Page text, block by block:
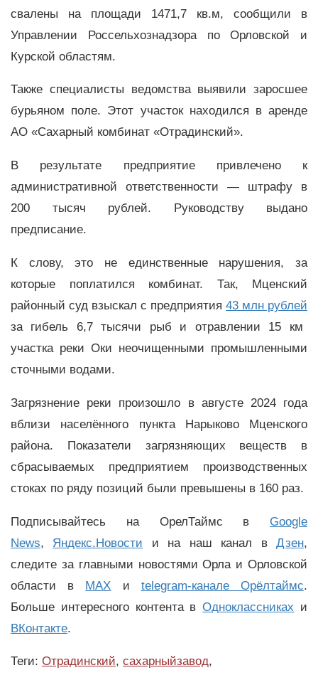
свалены на площади 1471,7 кв.м, сообщили в
Управлении Россельхознадзора по Орловской и
Курской областям.
Также специалисты ведомства выявили заросшее
бурьяном поле. Этот участок находился в аренде
АО «Сахарный комбинат «Отрадинский».
В результате предприятие привлечено к
административной ответственности — штрафу в
200 тысяч рублей. Руководству выдано
предписание.
К слову, это не единственные нарушения, за
которые поплатился комбинат. Так, Мценский
районный суд взыскал с предприятия 43 млн рублей
за гибель 6,7 тысячи рыб и отравлении 15 км
участка реки Оки неочищенными промышленными
сточными водами.
Загрязнение реки произошло в августе 2024 года
вблизи населённого пункта Нарыково Мценского
района. Показатели загрязняющих веществ в
сбрасываемых предприятием производственных
стоках по ряду позиций были превышены в 160 раз.
Подписывайтесь на ОрелТаймс в Google
News, Яндекс.Новости и на наш канал вДзен,
следите за главными новостями Орла и Орловской
области в MAX и telegram-канале Орёлтаймс.
Больше интересного контента вОдноклассниках и
ВКонтакте.
Теги: Отрадинский, сахарныйзавод,